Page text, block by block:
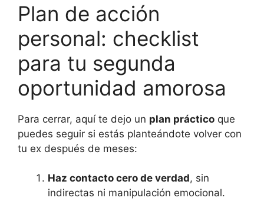
Plan de acción
personal: checklist
para tu segunda
oportunidad amorosa
Para cerrar, aquí te dejo un plan práctico que
puedes seguir si estás planteándote volver con
tu ex después de meses:
Haz contacto cero de verdad, sin
indirectas ni manipulación emocional.